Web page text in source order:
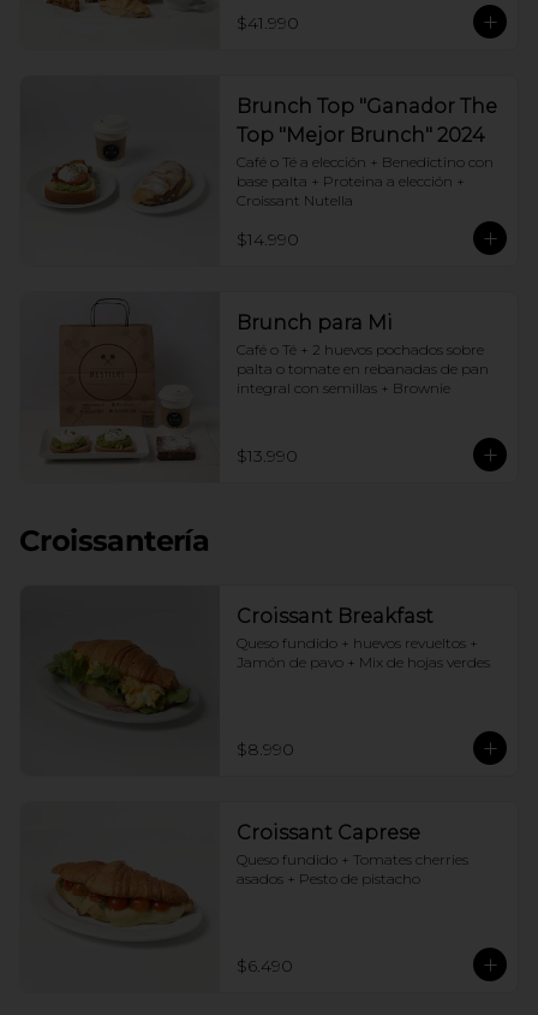
$41.990
Brunch Top "Ganador The
Top "Mejor Brunch" 2024
Café o Té a elección + Benedictino con
base palta + Proteina a elección +
Croissant Nutella
$14.990
Brunch para Mi
Café o Té + 2 huevos pochados sobre
palta o tomate en rebanadas de pan
integral con semillas + Brownie
$13.990
Croissantería
Croissant Breakfast
Queso fundido + huevos revueltos +
Jamón de pavo + Mix de hojas verdes
$8.990
Croissant Caprese
Queso fundido + Tomates cherries
asados + Pesto de pistacho
$6.490